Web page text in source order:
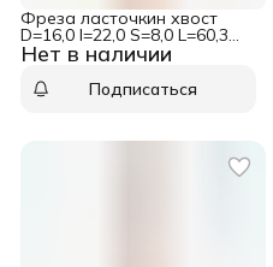
Нет в наличии
Фреза ласточкин хвост
D=16,0 I=22,0 S=8,0 L=60,3
CMT 918.158.11
Подписаться